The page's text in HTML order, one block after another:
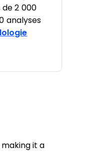
2 000
analyses
it a